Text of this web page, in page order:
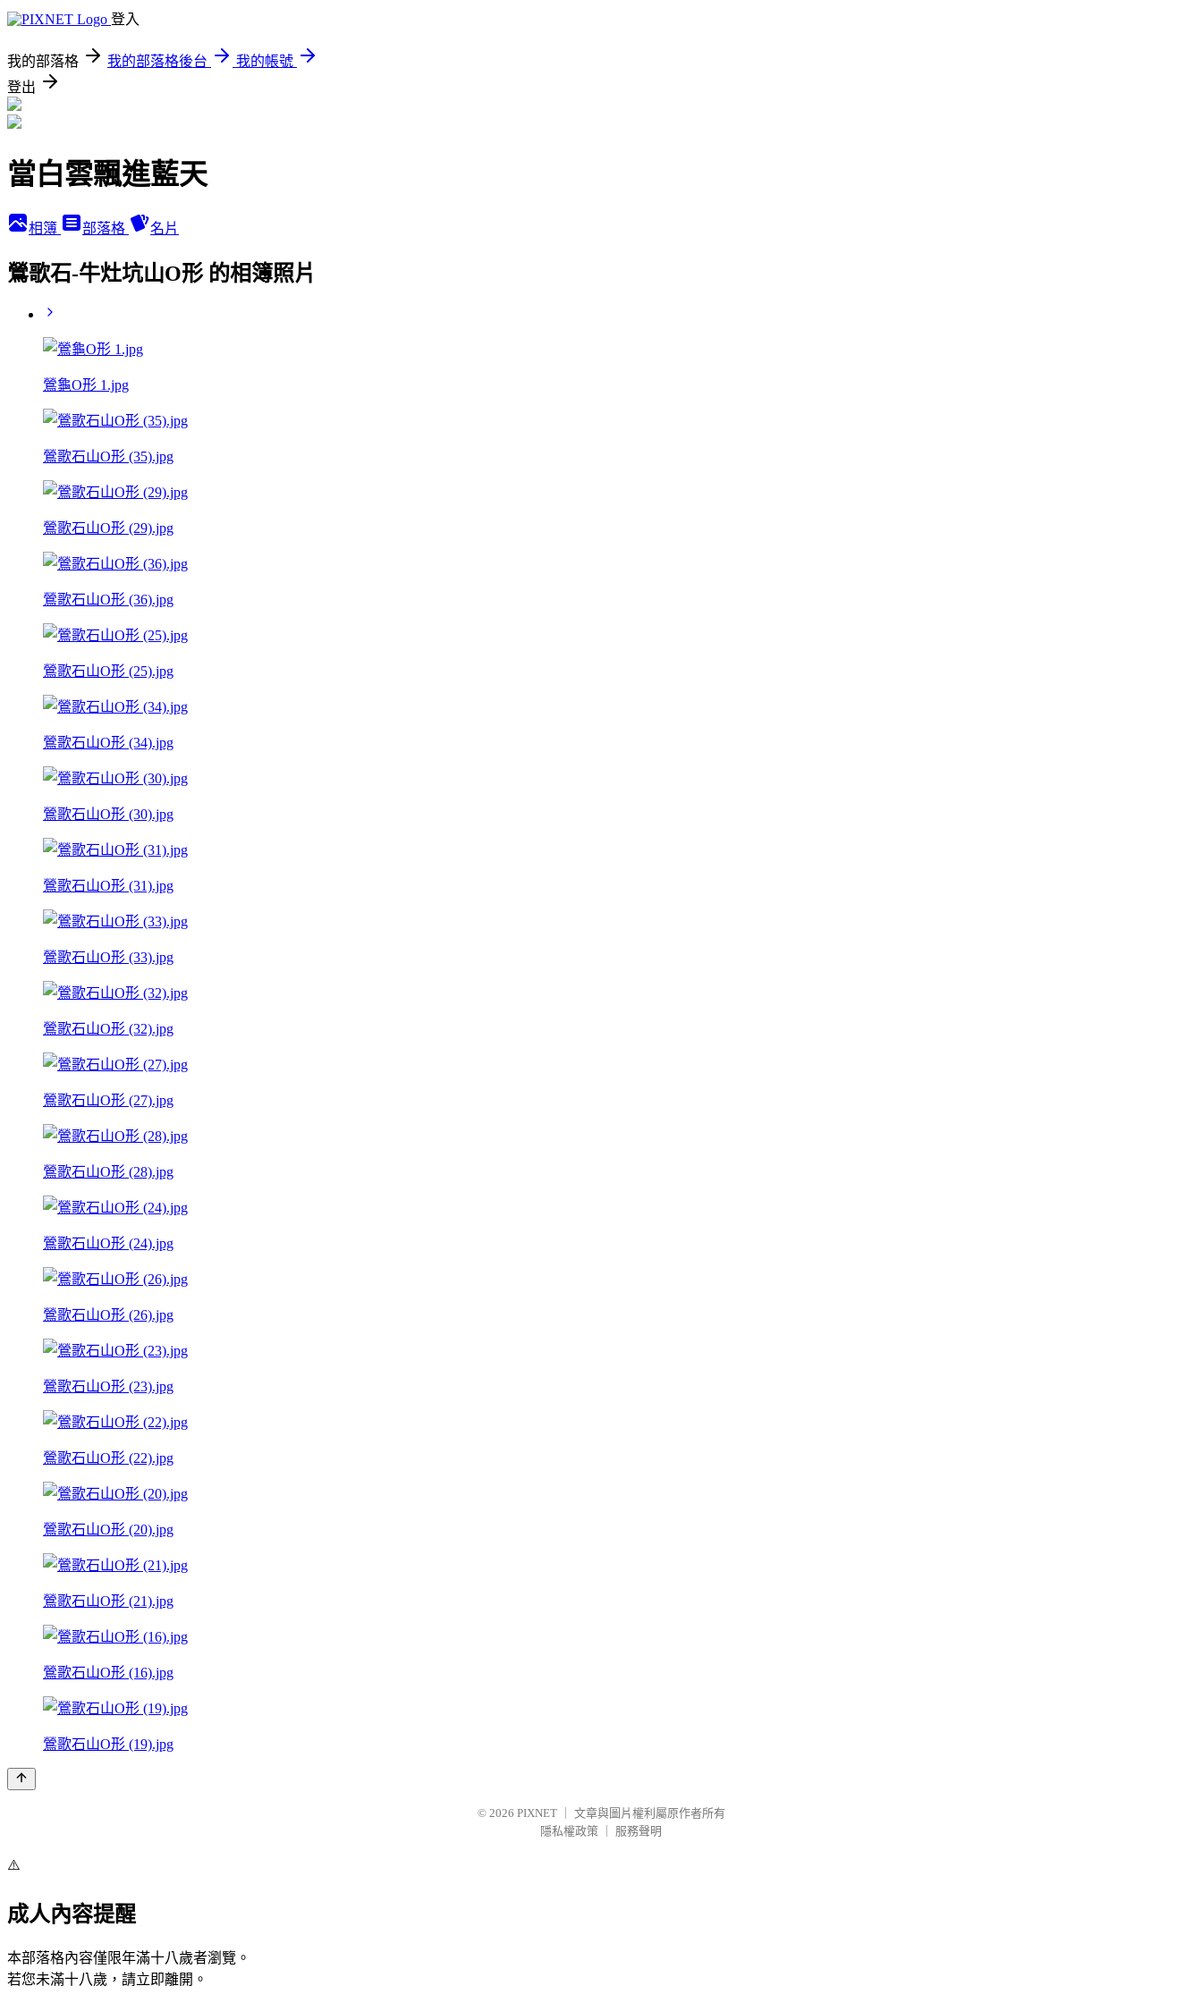
登入
我的部落格 我的部落格後台
我的帳號
登出
當白雲飄進藍天
相簿 部落格 名片
鶯歌石-牛灶坑山O形 的相簿照片
鶯龜O形 1.jpg
鶯歌石山O形 (35).jpg
鶯歌石山O形 (29).jpg
鶯歌石山O形 (36).jpg
鶯歌石山O形 (25).jpg
鶯歌石山O形 (34).jpg
鶯歌石山O形 (30).jpg
鶯歌石山O形 (31).jpg
鶯歌石山O形 (33).jpg
鶯歌石山O形 (32).jpg
鶯歌石山O形 (27).jpg
鶯歌石山O形 (28).jpg
鶯歌石山O形 (24).jpg
鶯歌石山O形 (26).jpg
鶯歌石山O形 (23).jpg
鶯歌石山O形 (22).jpg
鶯歌石山O形 (20).jpg
鶯歌石山O形 (21).jpg
鶯歌石山O形 (16).jpg
鶯歌石山O形 (19).jpg
© 2026 PIXNET
文章與圖片權利屬原作者所有
隱私權政策
服務聲明
⚠️
成人內容提醒
本部落格內容僅限年滿十八歲者瀏覽。
若您未滿十八歲，請立即離開。